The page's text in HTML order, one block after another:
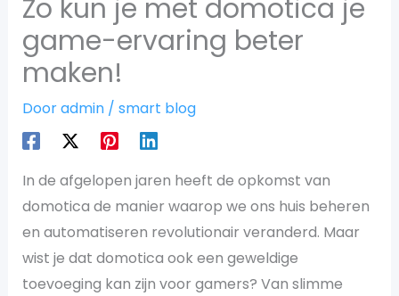
Zo kun je met domotica je
game-ervaring beter
maken!
Dooradmin / smart blog
In de afgelopen jaren heeft de opkomst van
domotica de manier waarop we ons huis beheren
en automatiseren revolutionair veranderd. Maar
wist je dat domotica ook een geweldige
toevoeging kan zijn voor gamers? Van slimme